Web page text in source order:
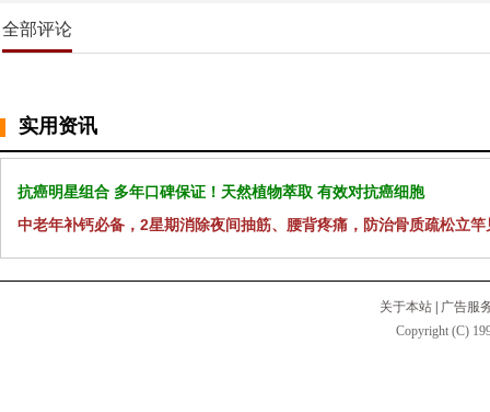
全部评论
实用资讯
抗癌明星组合 多年口碑保证！天然植物萃取 有效对抗癌细胞
中老年补钙必备，2星期消除夜间抽筋、腰背疼痛，防治骨质疏松立竿
关于本站
广告服
Copyright (C)